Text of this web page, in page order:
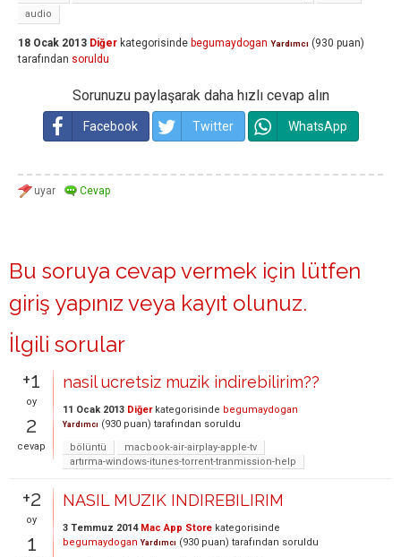
audio
18 Ocak 2013 Diğer kategorisinde begumaydogan Yardımcı (930 puan)
tarafından soruldu
Sorunuzu paylaşarak daha hızlı cevap alın
Facebook Twitter WhatsApp
Bu soruya cevap vermek için lütfen
giriş yapınız veya kayıt olunuz.
İlgili sorular
+1
oy
2
cevap
nasil ucretsiz muzik indirebilirim??
11 Ocak 2013 Diğerkategorisinde begumaydogan
Yardımcı (930 puan) tarafından soruldu
bölüntü
macbook-air-airplay-apple-tv
artırma-windows-itunes-torrent-tranmission-help
+2
oy
1
NASIL MUZIK INDIREBILIRIM
3 Temmuz 2014 Mac App Store kategorisinde
begumaydogan Yardımcı (930 puan) tarafından soruldu